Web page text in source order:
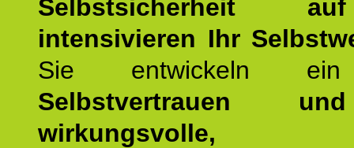
Selbstsicherheit
intensivieren Ihr
Sie entwickeln ein
Selbstvertrauen
wirkungsvolle,